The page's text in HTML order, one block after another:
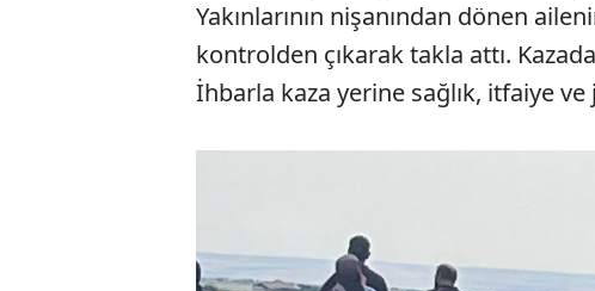
Yakınlarının nişanından dönen
kontrolden çıkarak takla attı.
İhbarla kaza yerine sağlık, itfaiye